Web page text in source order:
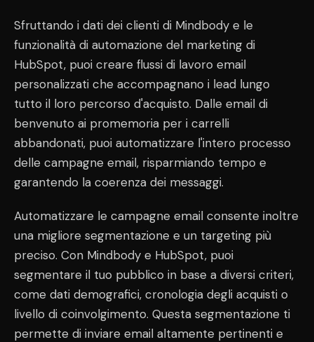
Sfruttando i dati dei clienti di Mindbody e le
funzionalità di automazione del marketing di
HubSpot, puoi creare flussi di lavoro email
personalizzati che accompagnano i lead lungo
tutto il loro percorso d'acquisto. Dalle email di
benvenuto ai promemoria per i carrelli
abbandonati, puoi automatizzare l'intero processo
delle campagne email, risparmiando tempo e
garantendo la coerenza dei messaggi.
Automatizzare le campagne email consente inoltre
una migliore segmentazione e un targeting più
preciso. Con Mindbody e HubSpot, puoi
segmentare il tuo pubblico in base a diversi criteri,
come dati demografici, cronologia degli acquisti o
livello di coinvolgimento. Questa segmentazione ti
permette di inviare email altamente pertinenti e